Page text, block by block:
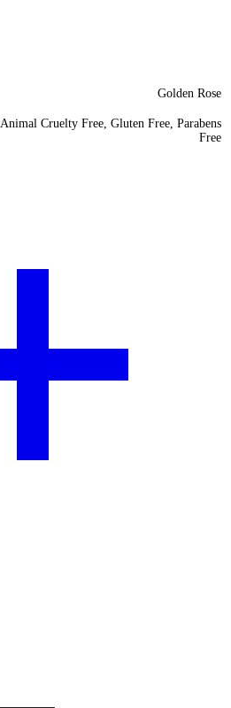
Golden Rose
Animal Cruelty Free, Gluten Free, Parabens
Free